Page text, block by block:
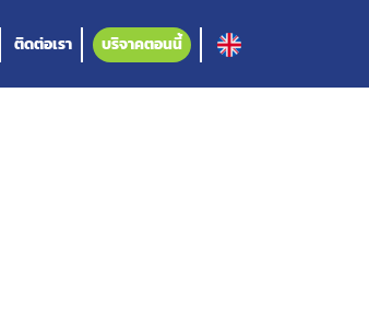
ติดต่อเรา บริจาคตอนนี้